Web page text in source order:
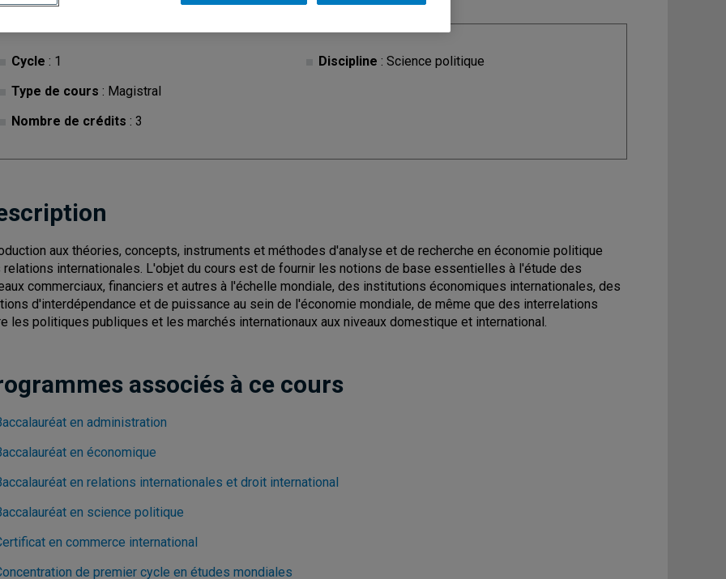
Cycle : 1
Type de cours : Magistral
Nombre de crédits : 3
Discipline : Science politique
aux théories, concepts, instruments et méthodes d'analyse et de recherche en économie politique
relations internationales. L'objet du cours est de fournir les notions de base essentielles à l'étude des
commerciaux, financiers et autres à l'échelle mondiale, des institutions économiques internationales, des
d'interdépendance et de puissance au sein de l'économie mondiale, de même que des interrelations
les politiques publiques et les marchés internationaux aux niveaux domestique et international.
associés à ce cours
en administration
en économique
en relations internationales et droit international
en science politique
en commerce international
de premier cycle en études mondiales